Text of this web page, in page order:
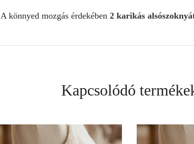
A könnyed mozgás érdekében 2 karikás
Kapcsolódó